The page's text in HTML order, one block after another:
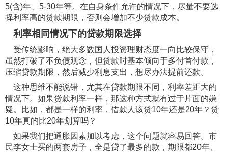
5(含)年、5-30年等。在自身条件允许的情况下，尽量不要选
择利率高的贷款期限，否则会增加不少贷款成本。
利率相同情况下的贷款期限选择
受传统影响，绝大多数国人投资理财态度一向比较保守，
虽然打破了不负债观念，但贷款时基本倾向于多付首付款，
压缩贷款期限，然后减少利息支出，想尽办法提前还款。
这种思维不能说错，尤其在贷款期限不同，利率差距大的
情况下。如果贷款利率一样，那这种方式就有过于片面的嫌
疑。比如，都是一样的利率，借款人该贷10年还是20年？贷
10年真的比20年划算吗？
如果我们把通胀因素加以考虑，这个问题就容易回答。市
民李女士买的两套房子，全是贷了最多的款，期限都20年、